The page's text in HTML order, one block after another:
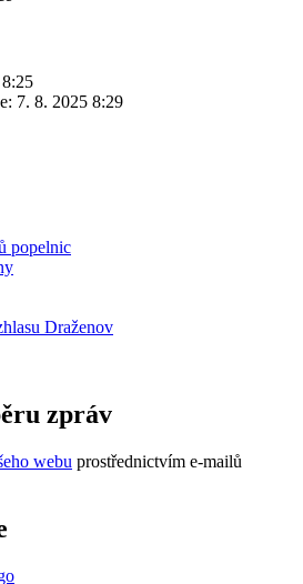
7. 8. 2025 8:29
popelnic
Draženov
zpráv
webu prostřednictvím e-mailů